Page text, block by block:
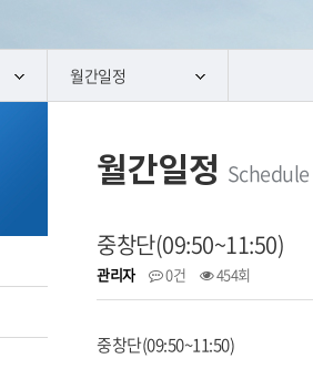
월간일정
월간일정 Schedule
중창단(09:50~11:50)
관리자 0건 454회
중창단(09:50~11:50)